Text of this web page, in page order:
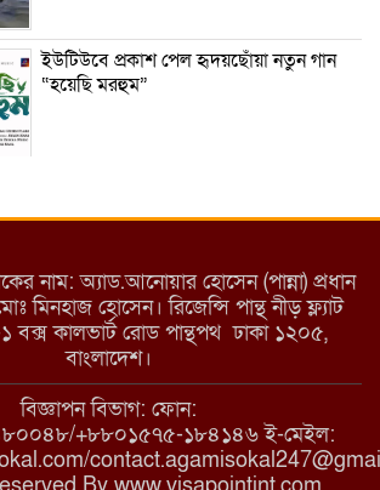
ইউটিউবে প্রকাশ পেল হৃদয়ছোঁয়া নতুন গান
“হয়েছি মরহুম”
নেশা
মাধবপুরে কমিউনিটি ক্লিনিকে অনিয়মের
অভিযোগ
রাজবাড়ী: বালিয়াকান্দিতে কিশোরীর ঝুলন্ত
নাম: অ্যাড.আনোয়ার হোসেন (পান্না) প্রধান
মিনহাজ হোসেন। রিজেন্সি পান্থ নীড় ফ্ল্যাট
কালভার্ট রোড পান্থপথ ঢাকা ১২০৫,
বাংলাদেশ।
বিজ্ঞাপন বিভাগ: ফোন:
+৮৮০১৫৭৫-১৮৪১৪৬ ই-মেইল: